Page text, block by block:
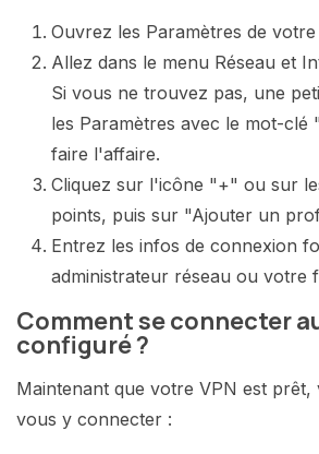
Ouvrez les Paramètres de
Allez dans le menu Réseau et
Si vous ne trouvez pas, une
les Paramètres avec le mot-clé
faire l'affaire.
Cliquez sur l'icône "+" ou sur
points, puis sur "Ajouter un
Entrez les infos de connexion
administrateur réseau ou votre
Comment se connecter
configuré ?
Maintenant que votre VPN est prêt,
vous y connecter :